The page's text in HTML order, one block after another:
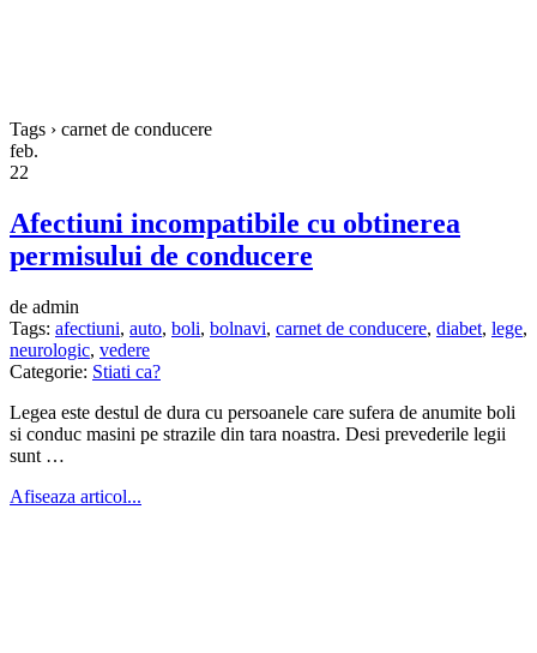
Tags › carnet de conducere
feb.
22
Afectiuni incompatibile cu obtinerea
permisului de conducere
de admin
Tags: afectiuni, auto, boli, bolnavi, carnet de conducere, diabet, lege,
neurologic, vedere
Categorie: Stiati ca?
Legea este destul de dura cu persoanele care sufera de anumite boli
si conduc masini pe strazile din tara noastra. Desi prevederile legii
sunt …
Afiseaza articol...